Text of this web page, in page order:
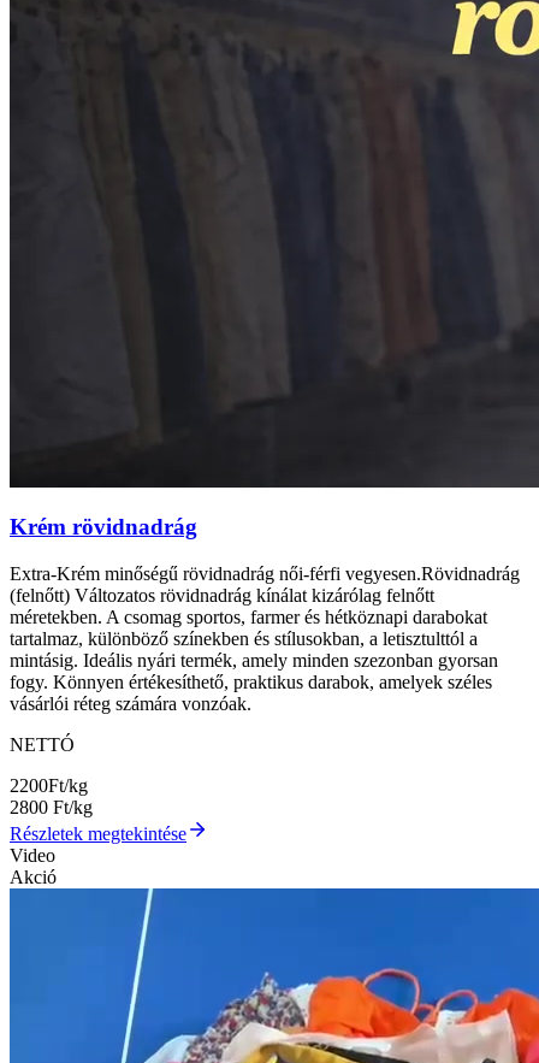
Krém rövidnadrág
Extra-Krém minőségű rövidnadrág női-férfi vegyesen.Rövidnadrág
(felnőtt) Változatos rövidnadrág kínálat kizárólag felnőtt
méretekben. A csomag sportos, farmer és hétköznapi darabokat
tartalmaz, különböző színekben és stílusokban, a letisztulttól a
mintásig. Ideális nyári termék, amely minden szezonban gyorsan
fogy. Könnyen értékesíthető, praktikus darabok, amelyek széles
vásárlói réteg számára vonzóak.
NETTÓ
2200Ft/kg
2800 Ft/kg
Részletek megtekintése
Video
Akció